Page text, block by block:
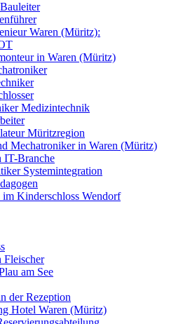
Waren (Müritz):
in Waren (Müritz)
Medizintechnik
Müritzregion
Mechatroniker in Waren (Müritz)
IT-Branche
Systemintegration
Kinderschloss Wendorf
Fleischer
am See
der Rezeption
Hotel Waren (Müritz)